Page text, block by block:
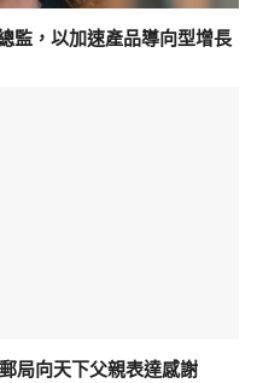
監，以加速產品導向型增長
局向天下父親表達感謝